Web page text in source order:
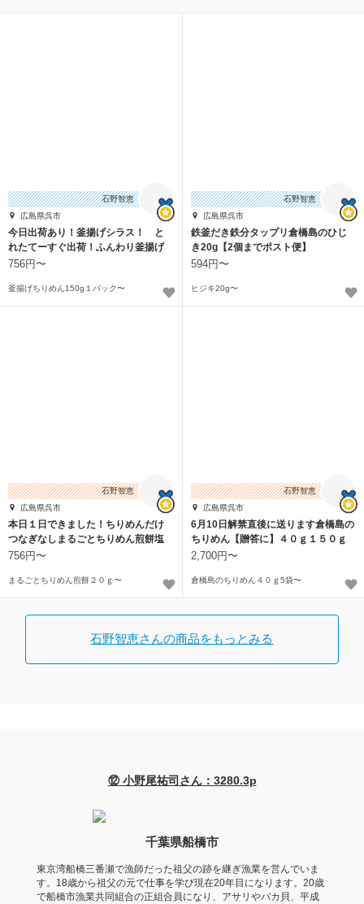
石野智恵
広島県呉市
今日出荷あり！釜揚げシラス！ と
れたてーすぐ出荷！ふんわり釜揚げ
ちりめん
756円〜
釜揚げちりめん150g１パック〜
石野智恵
広島県呉市
鉄釜だき鉄分タップリ倉橋島のひじ
き20g【2個までポスト便】
594円〜
ヒジキ20g〜
石野智恵
広島県呉市
本日１日できました！ちりめんだけ
つなぎなしまるごとちりめん煎餅塩
味薄味で
756円〜
まるごとちりめん煎餅２０ｇ〜
石野智恵
広島県呉市
6月10日解禁直後に送ります倉橋島の
ちりめん【贈答に】４０ｇ１５０ｇ
５００ｇ
2,700円〜
倉橋島のちりめん４０ｇ5袋〜
石野智恵さんの商品をもっとみる
⑫ 小野尾祐司さん：3280.3p
千葉県船橋市
東京湾船橋三番瀬で漁師だった祖父の跡を継ぎ漁業を営んでいま
す。18歳から祖父の元で仕事を学び現在20年目になります。20歳
で船橋市漁業共同組合の正組合員になり、アサリやバカ貝、平成